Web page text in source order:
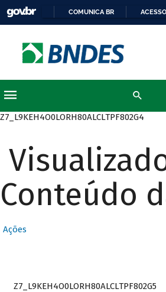
COMUNICA BR
Z7_L9KEH4O0LORH80ALCLTPF802G4
Conteúdo
Ações
Z7_L9KEH4O0LORH80ALCLTPF802G5